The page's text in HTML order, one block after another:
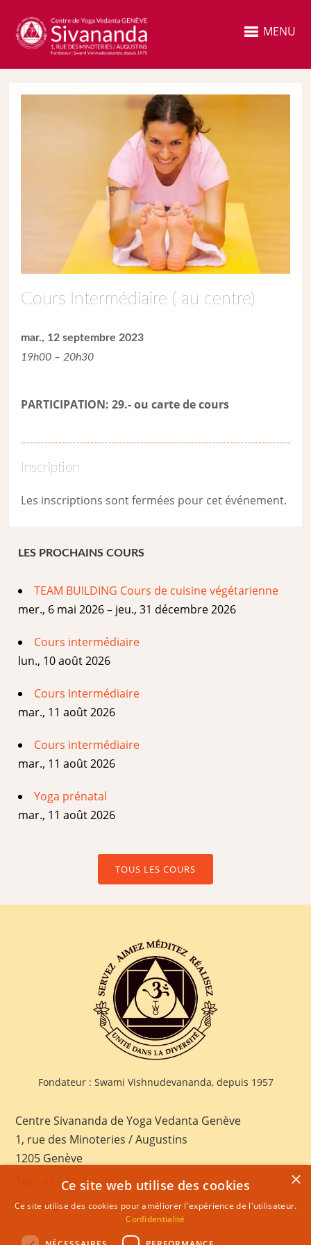
MENU
Cours Intermédiaire ( au centre)
mar., 12 septembre 2023
19h00 – 20h30
PARTICIPATION: 29.- ou carte de cours
Inscription
Les inscriptions sont fermées pour cet événement.
LES PROCHAINS COURS
TEAM BUILDING Cours de cuisine végétarienne
mer., 6 mai 2026 – jeu., 31 décembre 2026
Cours intermédiaire
lun., 10 août 2026
Cours Intermédiaire
mar., 11 août 2026
Cours intermédiaire
mar., 11 août 2026
Yoga prénatal
mar., 11 août 2026
TOUS LES COURS
Fondateur : Swami Vishnudevananda, depuis 1957
Centre Sivananda de Yoga Vedanta Genève
1, rue des Minoteries / Augustins
1205 Genève
+41 022 328 03 28
E-mail:geneva@sivananda.net
×
Ce site web utilise des cookies
Ce site utilise des cookies pour améliorer l'expérience de l'utilisateur.
Confidentialité